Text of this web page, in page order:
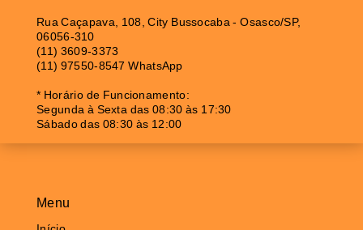
Menu
Rua Caçapava, 108, City Bussocaba - Osasco/SP,
06056-310
(11) 3609-3373
(11) 97550-8547 WhatsApp
* Horário de Funcionamento:
Segunda à Sexta das 08:30 às 17:30
Sábado das 08:30 às 12:00